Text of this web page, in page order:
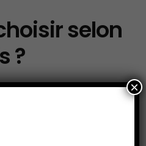
selon
?
et Facebook Ads dépend
marketing. Voulez-
une meilleure visibilité
×